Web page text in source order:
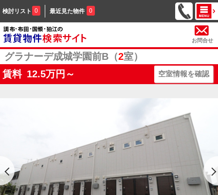
検討リスト 0 最近見た物件 0
お問合せ
グラナーデ成城学園前B（2室）
賃料 12.5万円～ 空室情報を確認